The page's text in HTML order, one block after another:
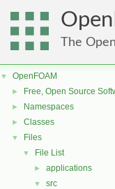
The
▼ OpenFOAM
► Free, Open Source
► Namespaces
► Classes
▼ Files
▼ File List
► applications
▼ src